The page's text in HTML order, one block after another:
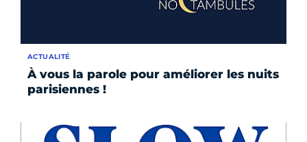
À vous la parole pour améliorer les nuits
parisiennes !
ACTUALITÉ